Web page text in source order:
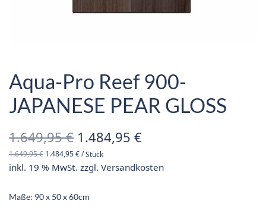
Aqua-Pro Reef 900-
JAPANESE PEAR GLOSS
1.649,95€ Ursprünglicher
Preis war:
1.484,95€
1.649,95€ 1.484,95€/Stück
inkl. 19 % MwSt. zzgl.Versandkosten
Maße: 90 x 50 x 60cm